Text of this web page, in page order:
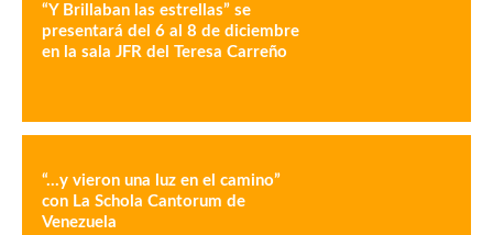
“Y Brillaban las estrellas” se
presentará del 6 al 8 de diciembre
en la sala JFR del Teresa Carreño
“…y vieron una luz en el camino”
con La Schola Cantorum de
Venezuela